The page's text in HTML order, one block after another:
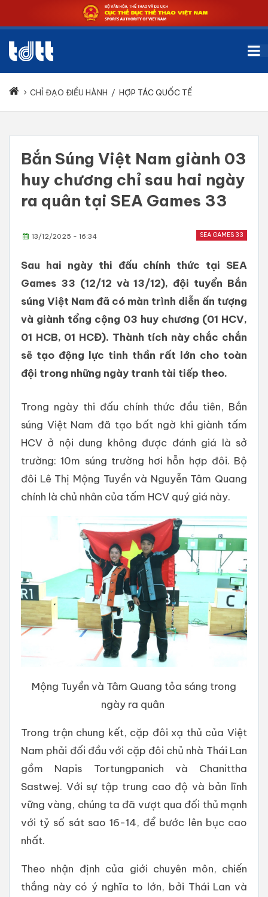
CHỈ ĐẠO ĐIỀU HÀNH / HỢP TÁC QUỐC TẾ
Bắn Súng Việt Nam giành 03
huy chương chỉ sau hai ngày
ra quân tại SEA Games 33
SEA GAMES 33
13/12/2025 - 16:34
Sau hai ngày thi đấu chính thức tại SEA
Games 33 (12/12 và 13/12), đội tuyển Bắn
súng Việt Nam đã có màn trình diễn ấn tượng
và giành tổng cộng 03 huy chương (01 HCV,
01 HCB, 01 HCĐ). Thành tích này chắc chắn
sẽ tạo động lực tinh thần rất lớn cho toàn
đội trong những ngày tranh tài tiếp theo.
Trong ngày thi đấu chính thức đầu tiên, Bắn
súng Việt Nam đã tạo bất ngờ khi giành tấm
HCV ở nội dung không được đánh giá là sở
trường: 10m súng trường hơi hỗn hợp đôi. Bộ
đôi Lê Thị Mộng Tuyền và Nguyễn Tâm Quang
chính là chủ nhân của tấm HCV quý giá này.
Mộng Tuyền và Tâm Quang tỏa sáng trong
ngày ra quân
Trong trận chung kết, cặp đôi xạ thủ của Việt
Nam phải đối đầu với cặp đôi chủ nhà Thái Lan
gồm Napis Tortungpanich và Chanittha
Sastwej. Với sự tập trung cao độ và bản lĩnh
vững vàng, chúng ta đã vượt qua đối thủ mạnh
với tỷ số sát sao 16-14, để bước lên bục cao
nhất.
Theo nhận định của giới chuyên môn, chiến
thắng này có ý nghĩa to lớn, bởi Thái Lan và